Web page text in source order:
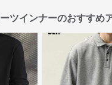
ツインナーのおすすめ